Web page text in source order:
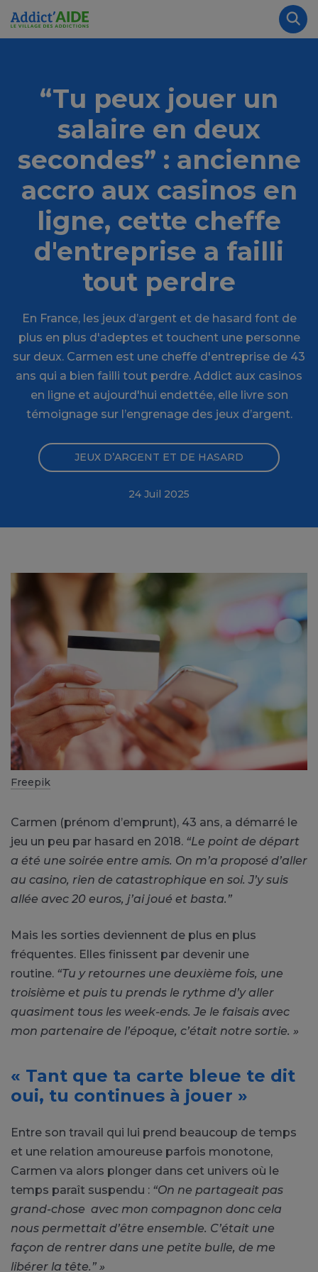
Aller au contenu principal
“Tu peux jouer un
salaire en deux
secondes” : ancienne
accro aux casinos en
ligne, cette cheffe
d'entreprise a failli
tout perdre
En France, les jeux d’argent et de hasard font de
plus en plus d'adeptes et touchent une personne
sur deux. Carmen est une cheffe d'entreprise de 43
ans qui a bien failli tout perdre. Addict aux casinos
en ligne et aujourd'hui endettée, elle livre son
témoignage sur l’engrenage des jeux d’argent.
JEUX D’ARGENT ET DE HASARD
24 Juil 2025
Freepik
Carmen (prénom d’emprunt), 43 ans, a démarré le
jeu un peu par hasard en 2018. “Le point de départ
a été une soirée entre amis. On m’a proposé d’aller
au casino, rien de catastrophique en soi. J’y suis
allée avec 20 euros, j’ai joué et basta.”
Mais les sorties deviennent de plus en plus
fréquentes. Elles finissent par devenir une
routine. “Tu y retournes une deuxième fois, une
troisième et puis tu prends le rythme d’y aller
quasiment tous les week-ends. Je le faisais avec
mon partenaire de l’époque, c’était notre sortie. »
« Tant que ta carte bleue te dit
oui, tu continues à jouer »
Entre son travail qui lui prend beaucoup de temps
et une relation amoureuse parfois monotone,
Carmen va alors plonger dans cet univers où le
temps paraît suspendu : “On ne partageait pas
grand-chose avec mon compagnon donc cela
nous permettait d’être ensemble. C’était une
façon de rentrer dans une petite bulle, de me
libérer la tête.” »
Panneau de gestion des cookies